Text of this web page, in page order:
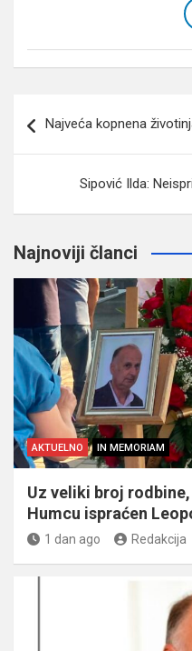
članaka
Najveća kopnena
Sipović Ilda:
Najnoviji članci
AKTUELNO IN MEMORIAM
Uz veliki broj
Humcu ispraćen
1 dan ago Redakcija